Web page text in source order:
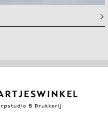
Denk aan zachte